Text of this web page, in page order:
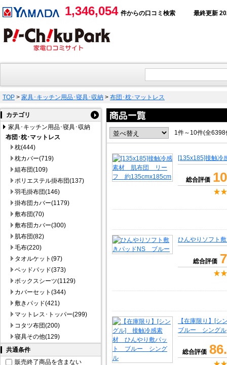
1,346,054 件からの口コミ検索 最終更新
TOP > 家具･キッチン用品･寝具･収納 > 布団･枕･マットレス
カテゴリ
家具･キッチン用品･寝具･収納
布団･枕･マットレス
枕(444)
枕カバー(719)
組布団(109)
ポリエステル掛布団(137)
羽毛掛布団(146)
掛布団カバー(1179)
敷布団(70)
敷布団カバー(300)
肌布団(82)
毛布(220)
タオルケット(97)
ベッドパッド(373)
ボックスシーツ(1129)
カバーセット(344)
敷きパッド(421)
マットレス･トッパー(299)
コタツ布団(200)
寝具その他(129)
共通条件
販売終了商品を含まない
1件～10件(全
[135x185]接触
総合評価
ひんやりソフト
総合評価
【在庫限り】[
ブルー シングル
総合評価